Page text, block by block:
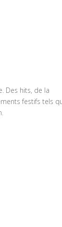
Des hits, de la
festifs tels